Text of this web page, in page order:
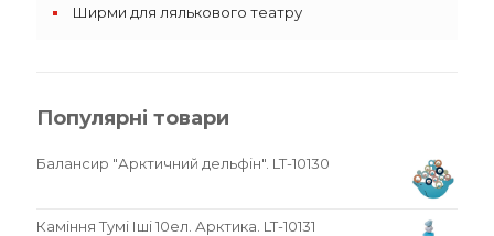
Ширми для лялькового театру
Популярні товари
Балансир "Арктичний дельфін". LT-10130
Каміння Тумі Іші 10ел. Арктика. LT-10131